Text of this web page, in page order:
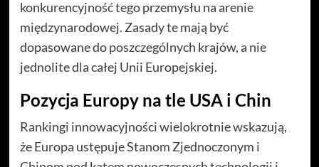
konkurencyjność tego przemysłu na arenie
międzynarodowej. Zasady te mają być
dopasowane do poszczególnych krajów, a nie
jednolite dla całej Unii Europejskiej.
Pozycja Europy na tle USA i Chin
Rankingi innowacyjności wielokrotnie wskazują,
że Europa ustępuje Stanom Zjednoczonym i